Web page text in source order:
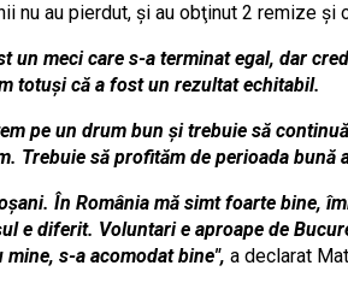
nu au pierdut, şi au obţinut 2 remize şi
un meci care s-a terminat egal, dar
totuşi că a fost un rezultat echitabil.
pe un drum bun şi trebuie să
Trebuie să profităm de perioada bună
În România mă simt foarte bine,
e diferit. Voluntari e aproape de
s-a acomodat bine", a declarat